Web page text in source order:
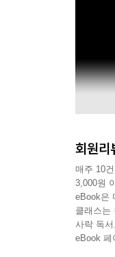
회원리
매주 10
3,000원
eBook은
클래스는
사락 독
eBook 페